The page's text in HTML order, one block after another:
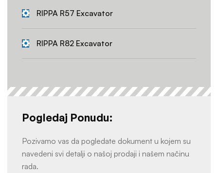
RIPPA R57 Excavator
RIPPA R82 Excavator
Pogledaj Ponudu:
Pozivamo vas da pogledate dokument u kojem su
navedeni svi detalji o našoj prodaji i našem načinu
rada.